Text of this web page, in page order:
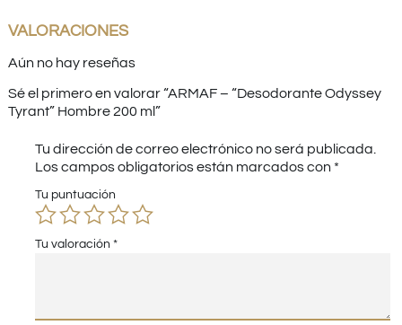
VALORACIONES
Aún no hay reseñas
Sé el primero en valorar “ARMAF – “Desodorante Odyssey
Tyrant” Hombre 200 ml”
Tu dirección de correo electrónico no será publicada.
Los campos obligatorios están marcados con *
Tu puntuación
Tu valoración *